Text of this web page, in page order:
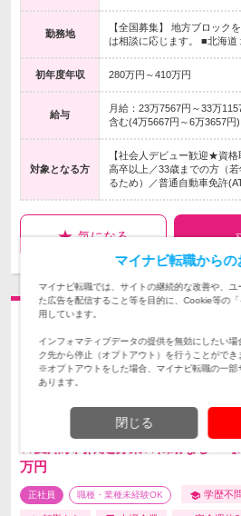
勤務地
【全国募集】 地方ブロック
は相談に応じます。 ■北海道
初年度年収 280万円～410万円
給与
月給：23万7567円～33万
含む(4万5667円～6万3657
対象となる方
【社会人デビュー歓迎★資
高卒以上／33歳までの方（
るため）／普通自動車免許
気になる
万円
正社員 職種・業種未経験OK 学歴不
マイナビ転職からの
マイナビ転職では、サイトの継続的な改善や、
た広告を配信すること等を目的に、Cookie等の
用しています。
インフォマティブデータの提供を無効にしたい
ク先から停止（オプトアウト）を行うことができ
※オプトアウトをした場合、マイナビ転職の一部
あります。
閉じる